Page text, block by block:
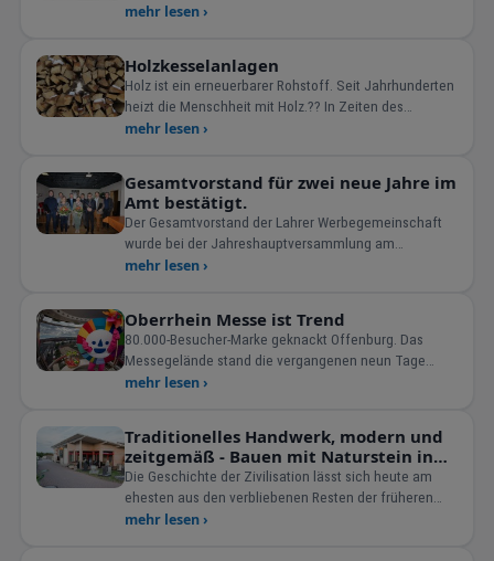
Zuschauen wi
mehr lesen ›
Holzkesselanlagen
Holz ist ein erneuerbarer Rohstoff. Seit Jahrhunderten
heizt die Menschheit mit Holz.?? In Zeiten des
Klimawandels besinnt man sich nun wieder dieses
mehr lesen ›
Gesamtvorstand für zwei neue Jahre im
Amt bestätigt.
Der Gesamtvorstand der Lahrer Werbegemeinschaft
wurde bei der Jahreshauptversammlung am
07.03.2017 erneut für zwei Jahrein seinem Amt
mehr lesen ›
Oberrhein Messe ist Trend
80.000-Besucher-Marke geknackt Offenburg. Das
Messegelände stand die vergangenen neun Tage
wieder im unverkennba
mehr lesen ›
Traditionelles Handwerk, modern und
zeitgemäß - Bauen mit Naturstein in
Kippenheim
Die Geschichte der Zivilisation lässt sich heute am
ehesten aus den verbliebenen Resten der früheren
Bauwerke
mehr lesen ›